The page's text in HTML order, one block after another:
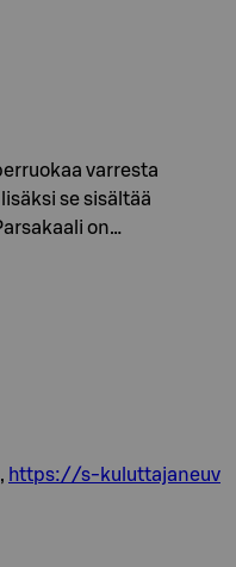
varresta
se sisältää
on…
https://s-kuluttajaneuv